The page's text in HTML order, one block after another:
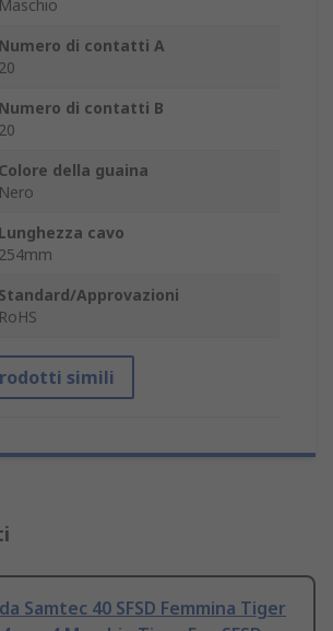
Maschio
Numero di contatti A
20
Numero di contatti B
20
Colore della guaina
Nero
Lunghezza cavo
254mm
Standard/Approvazioni
RoHS
simili
Samtec 40 SFSD Femmina Tiger